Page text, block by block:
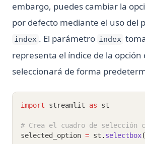
embargo, puedes cambiar la
por defecto mediante el uso del
index . El parámetro index
representa el índice de la opción
seleccionará de forma
import streamlit as st
# Crea el cuadro de selección
selected_option = st . selectbox(